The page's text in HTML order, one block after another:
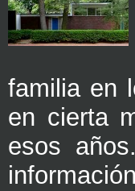
familia en
en cierta
esos